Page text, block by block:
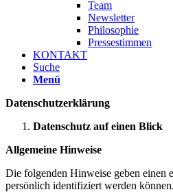
Team
Newsletter
Philosophie
Pressestimmen
KONTAKT
Suche
Menü
Datenschutz­erklärung
Datenschutz auf einen Blick
Allgemeine Hinweise
Die folgenden Hinweise geben einen
persönlich identifiziert werden